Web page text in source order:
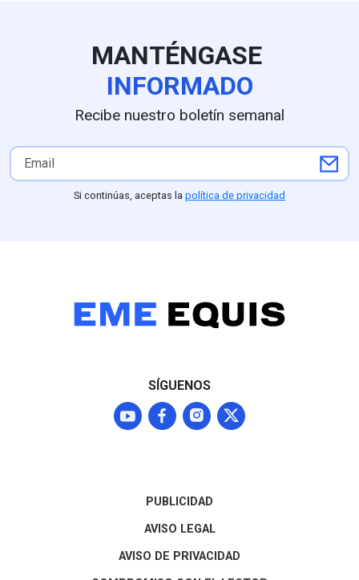
principal obstáculo.MANTÉNGASE
INFORMADO
Recibe nuestro boletín semanal
Si continúas, aceptas la política de privacidad
SÍGUENOS
PUBLICIDAD
AVISO LEGAL
AVISO DE PRIVACIDAD